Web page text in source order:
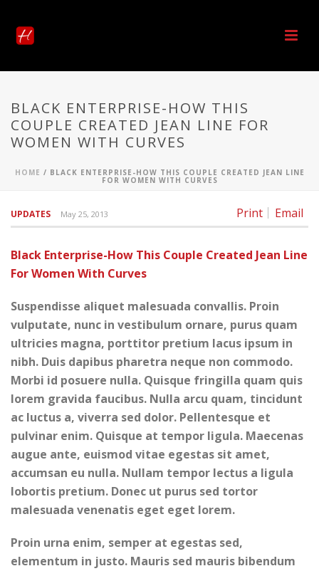
BLACK ENTERPRISE-HOW THIS
COUPLE CREATED JEAN LINE FOR
WOMEN WITH CURVES
HOME / BLACK ENTERPRISE-HOW THIS COUPLE CREATED JEAN LINE
FOR WOMEN WITH CURVES
Print Email
UPDATES May 25, 2013
Black Enterprise-How This Couple Created Jean Line
For Women With Curves
Suspendisse aliquet malesuada convallis. Proin
vulputate, nunc in vestibulum ornare, purus quam
ultricies magna, porttitor pretium lacus ipsum in
nibh. Duis dapibus pharetra neque non commodo.
Morbi id posuere nulla. Quisque fringilla quam quis
lorem gravida faucibus. Nulla arcu quam, tincidunt
ac luctus a, viverra sed dolor. Pellentesque et
pulvinar enim. Quisque at tempor ligula. Maecenas
augue ante, euismod vitae egestas sit amet,
accumsan eu nulla. Nullam tempor lectus a ligula
lobortis pretium. Donec ut purus sed tortor
malesuada venenatis eget eget lorem.
Proin urna enim, semper at egestas sed,
elementum in justo. Mauris sed mauris bibendum